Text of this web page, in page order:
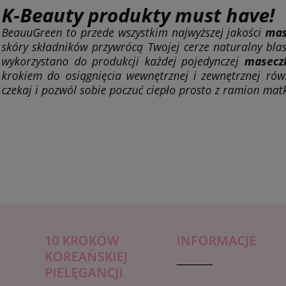
K-Beauty produkty must have!
BeauuGreen to przede wszystkim najwyższej jakości
skóry składników przywrócą Twojej cerze naturalny
wykorzystano do produkcji każdej pojedynczej
krokiem do osiągnięcia wewnętrznej i zewnętrznej
czekaj i pozwól sobie poczuć ciepło prosto z ramion
10 KROKÓW
KOREAŃSKIEJ
PIELĘGANCJI
INFORMACJE